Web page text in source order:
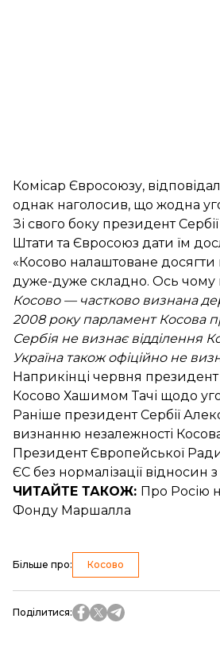
Комісар Євросоюзу,
однак наголосив, що жодна
Зі свого боку президент
Штати та Євросоюз дати їм
«Косово налаштоване досягти
дуже-дуже складно. Ось чому
Косово — частково визнана
2008 року парламент Косова
Сербія не визнає відділення
Україна також офіційно не
Наприкінці червня
Косово Хашимом Тачі щодо
Раніше президент Сербії
визнанню незалежності
Президент Європейської
ЄС без нормалізації відносин
ЧИТАЙТЕ ТАКОЖ: Про Росію
Фонду Маршалла
Більше про: Косово
Поділитися: